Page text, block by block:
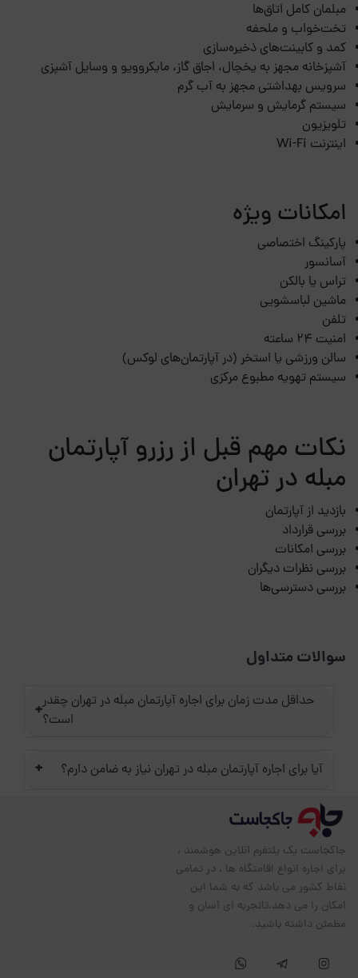
مبلمان کامل اتاق‌ها
تخت‌خواب و ملحفه
کمد و کابینت‌های ذخیره‌سازی
آشپزخانه مجهز به یخچال، اجاق گاز، مایکروویو و وسایل آشپزی
سرویس بهداشتی مجهز به آب گرم
سیستم گرمایش و سرمایش
تلویزیون
اینترنت Wi-Fi
امکانات ویژه
پارکینگ اختصاصی
آسانسور
تراس یا بالکن
ماشین لباسشویی
تلفن
امنیت 24 ساعته
سالن ورزشی یا استخر (در آپارتمان‌های لوکس)
سیستم تهویه مطبوع مرکزی
نکات مهم قبل از رزرو آپارتمان
مبله در تهران
بازدید از آپارتمان
بررسی قرارداد
بررسی امکانات
بررسی نظرات دیگران
بررسی دسترسی‌ها
سوالات متداول
حداقل مدت زمان برای اجاره آپارتمان مبله در تهران چقدر
است؟+
آیا برای اجاره آپارتمان مبله در تهران نیاز به ضامن دارم؟ +
جاکجاست یک پلتفرم آنلاین هوشمند ،
برای اجاره انواع اقامتگاه ها ، در تمامی
نقاط کشور می باشد که به شما این
امکان را می دهد،تاتجربه ای آسان و
مطمئن داشته باشید.